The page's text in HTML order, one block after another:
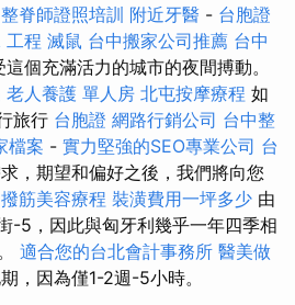
整脊師證照培訓 附近牙醫 - 台胞證
工程 滅鼠 台中搬家公司推薦 台中
這個充滿活力的城市的夜間搏動。
老人養護 單人房 北屯按摩療程 如
旅行 台胞證 網路行銷公司 台中整
檔案 - 實力堅強的SEO專業公司 台
，期望和偏好之後，我們將向您
撥筋美容療程 裝潢費用一坪多少 由
-5，因此與匈牙利幾乎一年四季相
適合您的台北會計事務所 醫美做
，因為僅1-2週-5小時。